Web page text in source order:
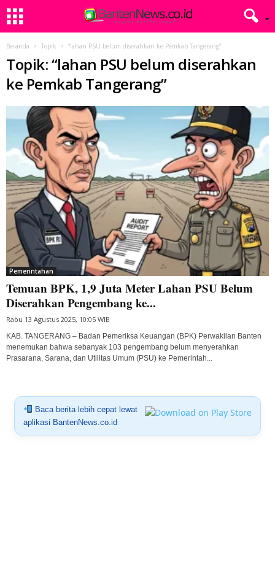
Beranda Topik “lahan PSU belum diserahkan ke Pemkab Tangerang”
Topik: “lahan PSU belum diserahkan
ke Pemkab Tangerang”
Pemerintahan
Temuan BPK, 1,9 Juta Meter Lahan PSU Belum
Diserahkan Pengembang ke...
Rabu 13 Agustus 2025, 10:05 WIB
KAB. TANGERANG – Badan Pemeriksa Keuangan (BPK) Perwakilan Banten
menemukan bahwa sebanyak 103 pengembang belum menyerahkan
Prasarana, Sarana, dan Utilitas Umum (PSU) ke Pemerintah...
Baca berita lebih cepat lewat
aplikasi BantenNews.co.id